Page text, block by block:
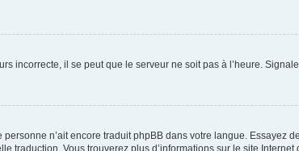
incorrecte, il se peut que le serveur ne soit pas à l’heure.
n’ait encore traduit phpBB dans votre langue. Essayez
traduction. Vous trouverez plus d’informations sur le site Internet